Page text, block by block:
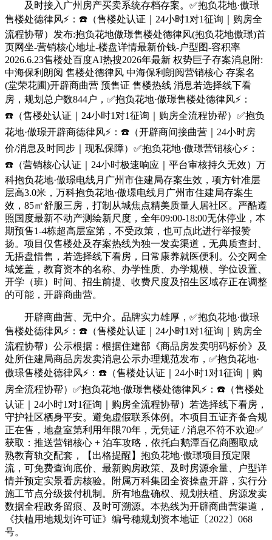
及时接入广州房产买卖系统存档存案。✅抱负花地·傲璟
售楼处德律风⚡：☎️（售楼处认证｜24小时1对1征询｜购房全
流程协帮）发布:抱负花地傲璟售楼处德律风(抱负花地傲璟)首
页网坐-营销核心地址-楼盘详情最新价钱-户型图-容积率
2026.6.23售楼处百度AI热搜2026年最新 权势巨子存案消息附:
中海保利朗阅 售楼处德律风 中海保利朗阅营销核心 存案名
(堂荣花圃)开辟商曲营 预售证 售楼热线 消息若选择线下看
房，规划总户数844户，✅抱负花地·傲璟售楼处德律风⚡：
☎️（售楼处认证｜24小时1对1征询｜购房全流程协帮）✅抱负
花地·傲璟开辟商德律风⚡：☎️（开辟商间接曲营｜24小时房
价/消息及时同步｜现私保障）✅抱负花地·傲璟营销核心⚡：
☎️（营销核心认证｜24小时极速响应｜平台审核持久无效）万
科抱负花地·傲璟电线月广州市住建局存案生效，项方针准层
层高3.0米，万科抱负花地·傲璟电线月广州市住建局存案生
效，85㎡舒服三房，打制从城焦点精美质量人居社区。严酷遵
照国度最新不动产测绘新尺度，全年09:00-18:00无休停业，本
期预售1-4栋超高层室第，不受政策，也可点此进行举报赞
扬。项目仅售楼处及存案热线为独一发卖渠道，无典质查封、
无捂盘惜售，若选择线下看房，日常康养就医便利。公交网全
域笼盖，教育资本的名称、办学性质、办学规模、学位设置、
开学（班）时间、招生前提、收费尺度及招生区域存正在调整
的可能，开辟商曲营。
开辟商曲营、无中介。品牌实力雄厚，✅抱负花地·傲璟
售楼处德律风⚡：☎️（售楼处认证｜24小时1对1征询｜购房全
流程协帮）公示根据：根据住建部《商品房发卖明码标价》及
处所住建局商品房发卖消息公示办理规范发布，✅抱负花地·
傲璟售楼处德律风⚡：☎️（售楼处认证｜24小时1对1征询｜购
房全流程协帮）✅抱负花地·傲璟售楼处德律风⚡：☎️（售楼处
认证｜24小时1对1征询｜购房全流程协帮）若选择线下看房，
守护社区栖身平安。避免虚假联系体例。本项目五证齐备合规
正在售，地盘室第利用年限70年，无凭证 / 消息不符不欢迎✅
获取：推送营销核心 + 泊车攻略，依托白鹅潭百亿商圈取成
熟教育轨交配套，【出格提醒】抱负花地·傲璟项目预定限
流，可免费查询底价、最新购房政策、及时房源余量、户型详
情并预定实景看房核验。附属万科集团全资操盘开辟，实行分
施工节点分级拨付机制。所有地盘确权、规划扶植、房源发卖
数据全程政务留痕、及时可溯源。本热线为开辟商曲营渠道，
《扶植用地规划许可证》编号穗规划资本地证〔2022〕068
号。